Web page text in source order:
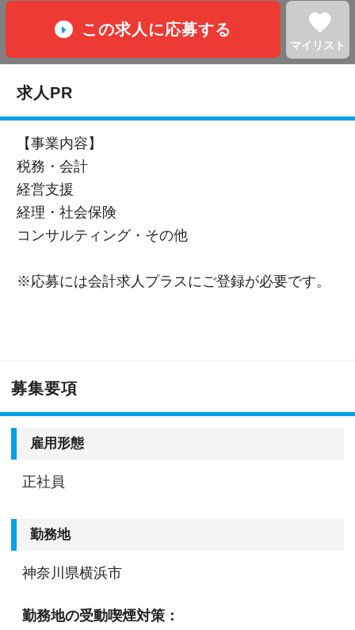
この求人に応募する favorite
マイリスト
求人PR
【事業内容】
税務・会計
経営支援
経理・社会保険
コンサルティング・その他
※応募には会計求人プラスにご登録が必要です。
募集要項
雇用形態
正社員
勤務地
神奈川県横浜市
勤務地の受動喫煙対策：